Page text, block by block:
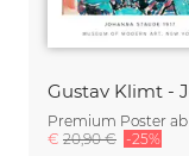
Premium Poster ab
€ 20,90 € -25%